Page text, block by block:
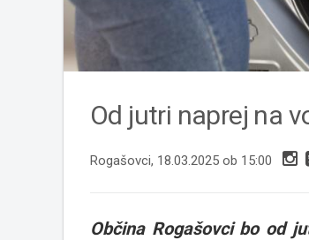
Od jutri naprej na
Rogašovci, 18.03.2025 ob 15:00
Občina Rogašovci bo od